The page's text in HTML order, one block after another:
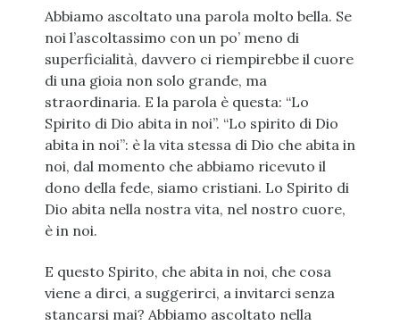
Abbiamo ascoltato una parola molto bella. Se
noi l’ascoltassimo con un po’ meno di
superficialità, davvero ci riempirebbe il cuore
di una gioia non solo grande, ma
straordinaria. E la parola è questa: “Lo
Spirito di Dio abita in noi”. “Lo spirito di Dio
abita in noi”: è la vita stessa di Dio che abita in
noi, dal momento che abbiamo ricevuto il
dono della fede, siamo cristiani. Lo Spirito di
Dio abita nella nostra vita, nel nostro cuore,
è in noi.
E questo Spirito, che abita in noi, che cosa
viene a dirci, a suggerirci, a invitarci senza
stancarsi mai? Abbiamo ascoltato nella